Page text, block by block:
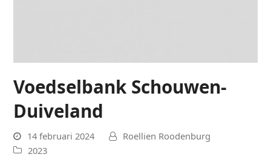
Voedselbank Schouwen-
Duiveland
14 februari 2024
Roellien Roodenburg
2023